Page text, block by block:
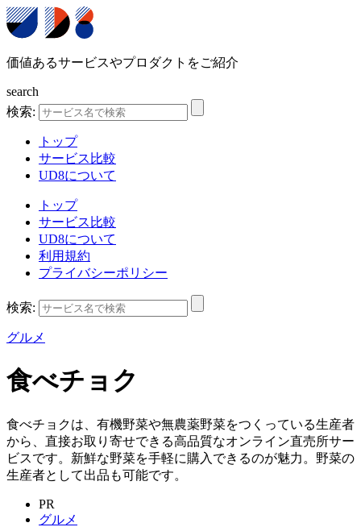
価値あるサービスやプロダクトをご紹介
search
検索:
トップ
サービス比較
UD8について
トップ
サービス比較
UD8について
利用規約
プライバシーポリシー
検索:
グルメ
食べチョク
食べチョクは、有機野菜や無農薬野菜をつくっている生産者
から、直接お取り寄せできる高品質なオンライン直売所サー
ビスです。新鮮な野菜を手軽に購入できるのが魅力。野菜の
生産者として出品も可能です。
PR
グルメ